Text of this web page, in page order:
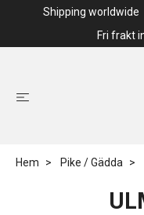
Shipping worldwide
Fri frakt
Hem Pike / Gädda